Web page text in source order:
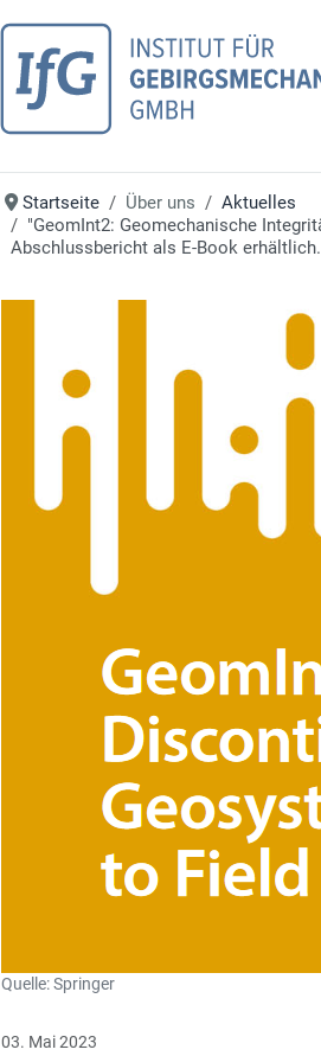
Startseite Über uns
Aktuelles
"GeomInt2: Geomechanische
Abschlussbericht als E-Book erhältlich.
Quelle: Springer
03. Mai 2023